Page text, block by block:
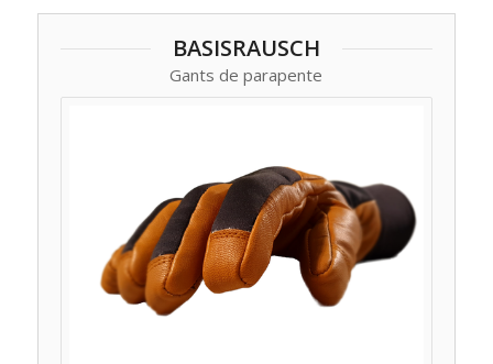
BASISRAUSCH
Gants de parapente